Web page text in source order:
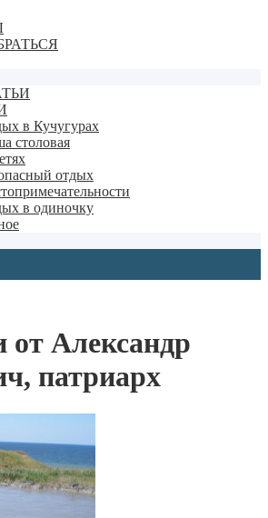
в Кучугурах
столовая
отдых
в одиночку
от Александр
патриарх